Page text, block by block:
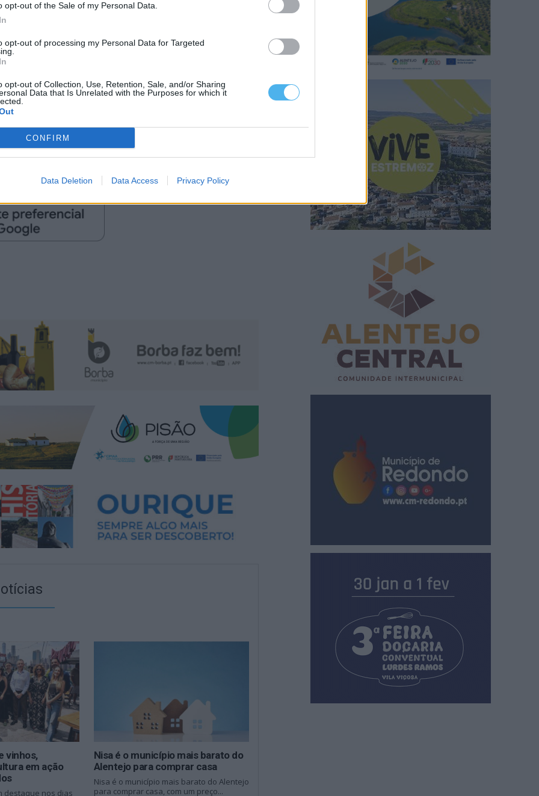
opt-out of the Sale of my Personal Data.
opt-out of processing my Personal Data for Targeted
opt-out of Collection, Use, Retention, Sale, and/or Sharing
Data that Is Unrelated with the Purposes for which it
CONFIRM
Data Deletion Data Access Privacy Policy
variar consoante a localização geográfica, a
antes do encerramento dos mercados
até à definição final dos valores que
vinhos,
em ação
destaque nos dias
Nisa é o município mais barato do
Alentejo para comprar casa
Nisa é o município mais barato do Alentejo
para comprar casa, com um preço...